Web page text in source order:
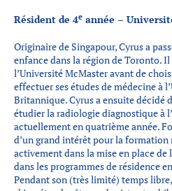
Résident de 4e année –
Originaire de Singapour, Cyrus a
enfance dans la région de Toronto.
l’Université McMaster avant de
effectuer ses études de médecine à
Britannique. Cyrus a ensuite décidé
étudier la radiologie diagnostique à
actuellement en quatrième année.
d’un grand intérêt pour la formation
activement dans la mise en place
dans les programmes de résidence
Pendant son (très limité) temps